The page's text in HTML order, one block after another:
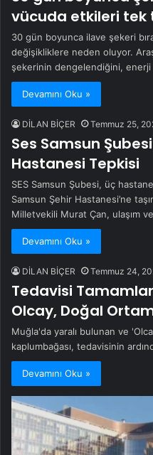
vücuda etkileri tek
30 gün boyunca ilave şekeri
değişikliklere neden oluyor.
şekerinin dengelendiğini, enerji
Devamını Oku »
DİLAN BİÇER Temmuz 25,
Ses Samsun
Hastanesi Tepkisi
SES Samsun Şubesi, üç
Samsun Şehir Hastanesi’ne
Milletvekili Murat Çan, ulaşım
Devamını Oku »
DİLAN BİÇER Temmuz 24,
Tedavisi
Olcay, Doğal
Muğla'da yaralı bulunan ve
kaplumbağası, tedavisinin
Devamını Oku »